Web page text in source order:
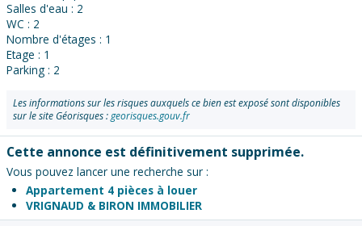
Salles d'eau : 2
WC : 2
Nombre d'étages : 1
Etage : 1
Parking : 2
Les informations sur les risques auxquels ce bien est exposé sont disponibles
sur le site Géorisques :georisques.gouv.fr
Cette annonce est définitivement supprimée.
Vous pouvez lancer une recherche sur :
Appartement 4 pièces à louer
VRIGNAUD & BIRON IMMOBILIER